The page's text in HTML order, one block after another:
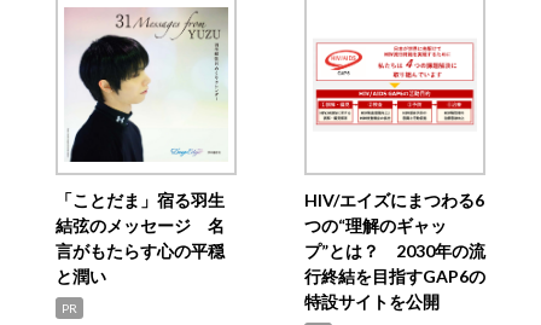
「ことだま」宿る羽生
結弦のメッセージ 名
言がもたらす心の平穏
と潤い
PR
HIV/エイズにまつわる6
つの“理解のギャッ
プ”とは？ 2030年の流
行終結を目指すGAP6の
特設サイトを公開